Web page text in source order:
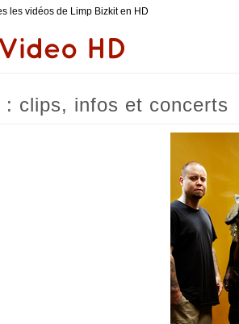
les vidéos de Limp Bizkit en HD
: clips, infos et concerts